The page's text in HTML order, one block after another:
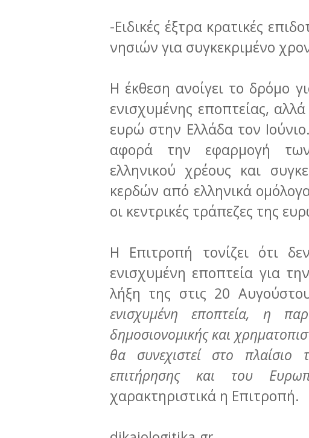
-Ειδικές έξτρα κρατικές
νησιών για συγκεκριμένο
Η έκθεση ανοίγει το δρόμο
ενισχυμένης εποπτείας,
ευρώ στην Ελλάδα τον
αφορά την εφαρμογή
ελληνικού χρέους και
κερδών από ελληνικά
οι κεντρικές τράπεζες της
Η Επιτροπή τονίζει ότι
ενισχυμένη εποπτεία για
λήξη της στις 20
ενισχυμένη εποπτεία, η
δημοσιονομικής και
θα συνεχιστεί στο πλαίσιο
επιτήρησης και του
χαρακτηριστικά η Επιτροπή.